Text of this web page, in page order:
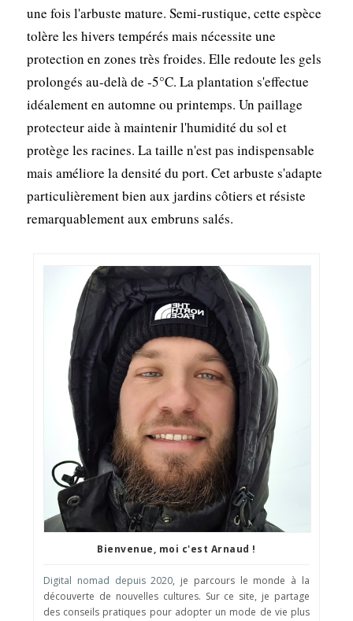
une fois l'arbuste mature. Semi-rustique, cette espèce
tolère les hivers tempérés mais nécessite une
protection en zones très froides. Elle redoute les gels
prolongés au-delà de -5°C. La plantation s'effectue
idéalement en automne ou printemps. Un paillage
protecteur aide à maintenir l'humidité du sol et
protège les racines. La taille n'est pas indispensable
mais améliore la densité du port. Cet arbuste s'adapte
particulièrement bien aux jardins côtiers et résiste
remarquablement aux embruns salés.
Bienvenue, moi c'est Arnaud !
Digital nomad depuis 2020, je parcours le monde à la
découverte de nouvelles cultures. Sur ce site, je partage
des conseils pratiques pour adopter un mode de vie plus